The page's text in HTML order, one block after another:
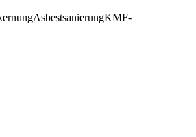
AsbestsanierungKMF-